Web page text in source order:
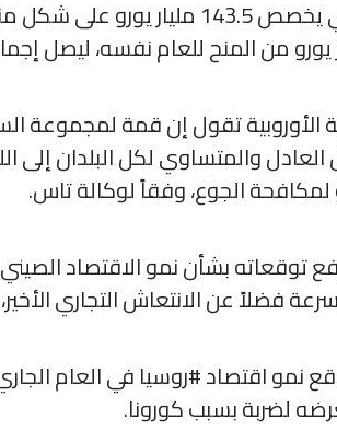
الأوروبية تقول إن قمة لمجموعة
والمتساوي لكل البلدان إلى
فضلاً عن الانتعاش التجاري
لضربة بسبب كورونا.